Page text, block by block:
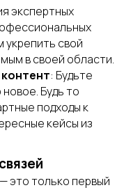
экспертных
свой
в своей области.
: Будьте
Будь то
подходы к
кейсы из
это только первый